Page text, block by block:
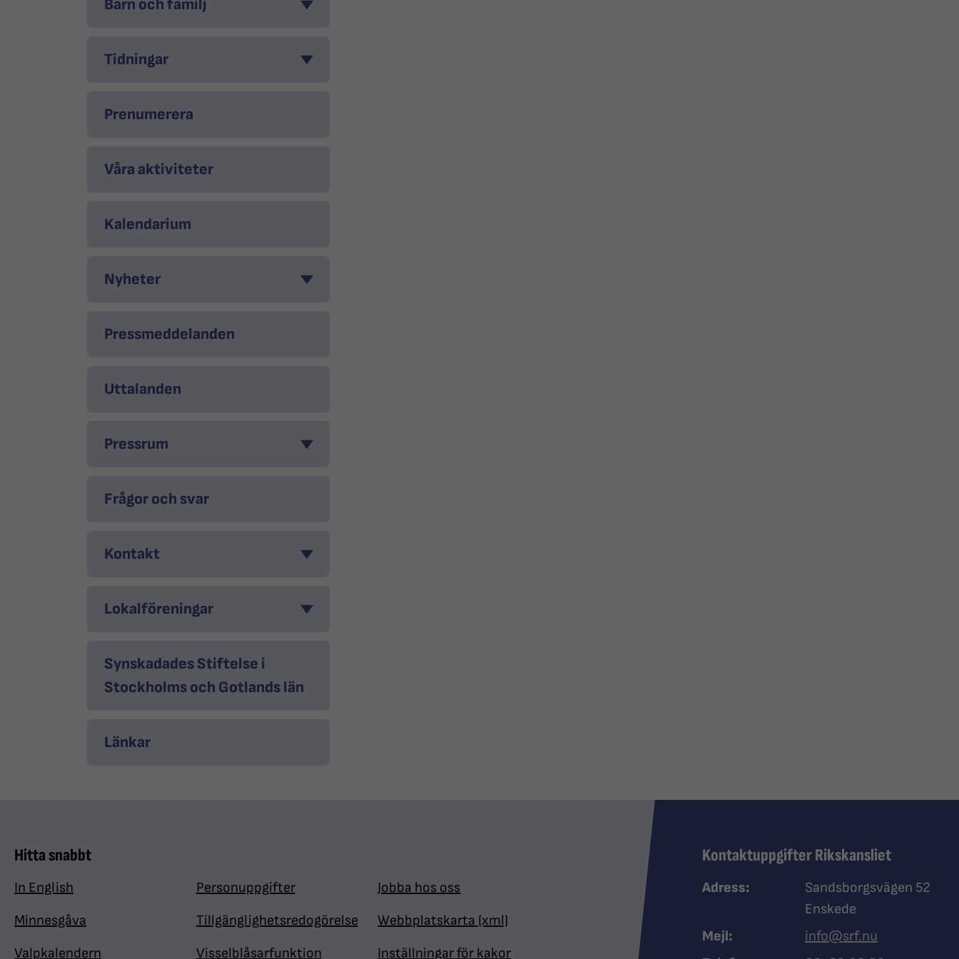
Barn och familj
Tidningar
Prenumerera
Våra aktiviteter
Kalendarium
Nyheter
Pressmeddelanden
Uttalanden
Pressrum
Frågor och svar
Kontakt
Lokalföreningar
Synskadades Stiftelse i
Stockholms och Gotlands län
Länkar
Hitta snabbt
In English
Minnesgåva
Valpkalendern
Personuppgifter
Tillgänglighetsredogörelse
Visselblåsarfunktion
Jobba hos oss
Webbplatskarta (xml)
Inställningar för kakor
Kontaktuppgifter Rikskansliet
Adress:
Sandsborgsvägen 52
Enskede
Mejl:
info@srf.nu